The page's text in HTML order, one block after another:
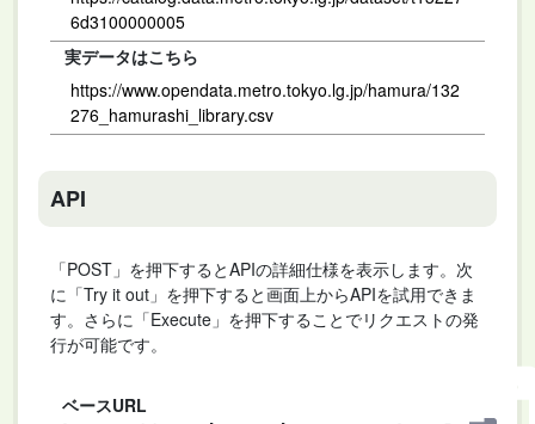
6d3100000005
実データはこちら
https://www.opendata.metro.tokyo.lg.jp/hamura/132
276_hamurashi_library.csv
API
「POST」を押下するとAPIの詳細仕様を表示します。次
に「Try it out」を押下すると画面上からAPIを試用できま
す。さらに「Execute」を押下することでリクエストの発
行が可能です。
ベースURL